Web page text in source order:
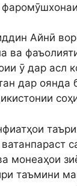
Айнӣ
ва
ӯ дар асл
дар оянда
монеаҳои
таъмини